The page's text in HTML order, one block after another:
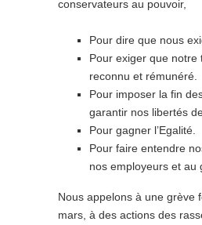
conservateurs au pouvoir,
Pour dire que nous
Pour exiger que notre
reconnu et rémunéré.
Pour imposer la fin
garantir nos libertés
Pour gagner l’Egalité.
Pour faire entendre
nos employeurs et au
Nous appelons à une grève
mars, à des actions des